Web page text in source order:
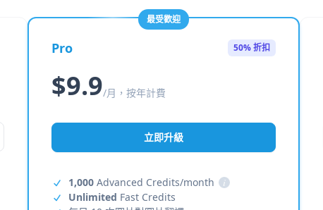
最受歡迎
Pro 50% 折扣
$9.9/月，按年計費
立即升級
1,000 Advanced Credits/month
i
Unlimited Fast Credits